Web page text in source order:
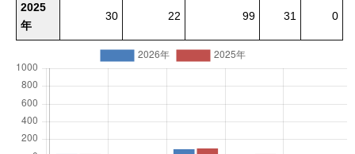
2025
年
30 22 99 31 0